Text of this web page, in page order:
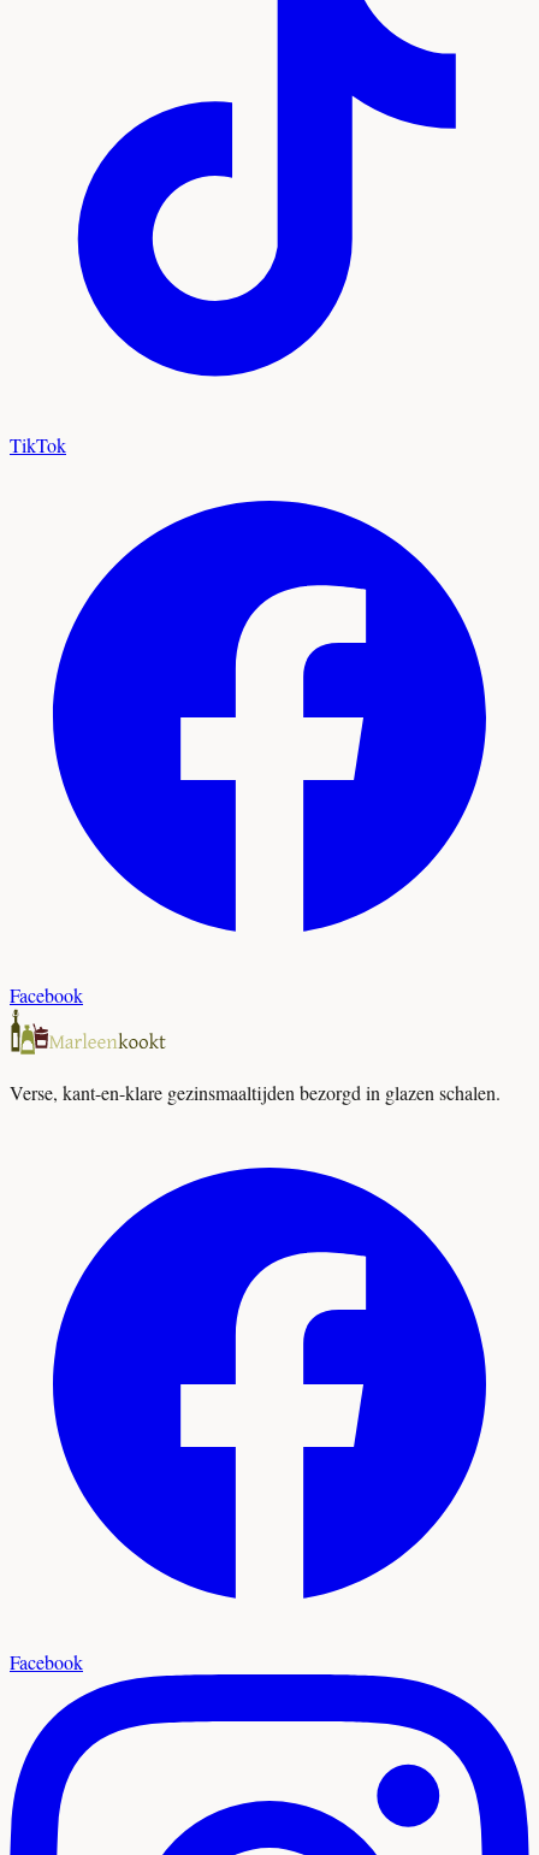
TikTok
Facebook
Verse, kant-en-klare gezinsmaaltijden bezorgd in glazen schalen.
Facebook